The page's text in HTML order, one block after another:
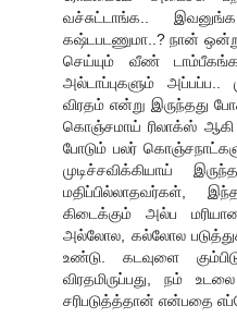
வச்சுட்டாங்க..
கஷ்டபடணுமா..? நான்
செய்யும் வீண்
அல்டாப்புகளும்
விரதம் என்று இருந்தது
கொஞ்சமாய் ரிலாக்ஸ் ஆகி
போடும் பலர்
முடிச்சவிக்கியாய்
மதிப்பில்லாதவர்கள்,
கிடைக்கும் அல்ப
அல்லோல, கல்லோல
உண்டு. கடவுளை
விரதமிருப்பது, நம்
சரிபடுத்த்தான் என்பதை